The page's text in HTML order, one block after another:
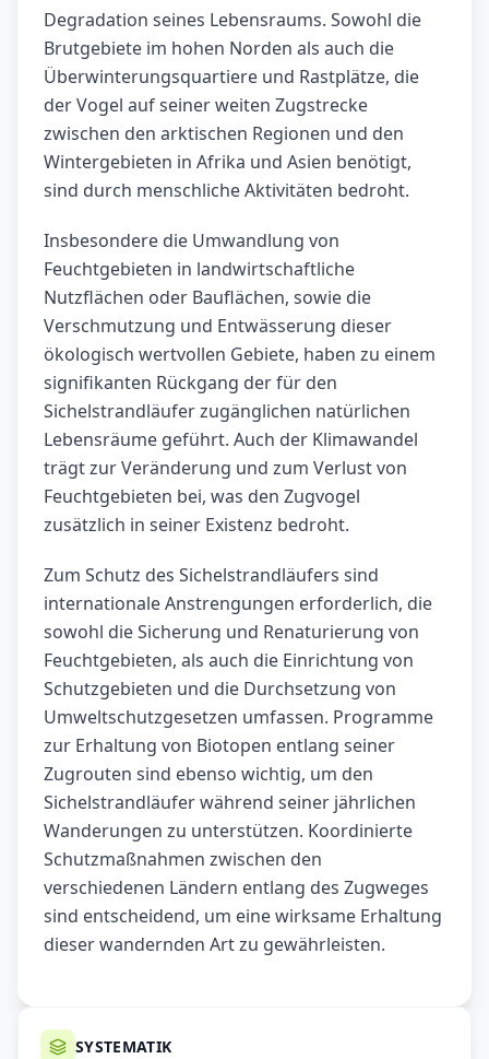
Degradation seines Lebensraums. Sowohl die
Brutgebiete im hohen Norden als auch die
Überwinterungsquartiere und Rastplätze, die
der Vogel auf seiner weiten Zugstrecke
zwischen den arktischen Regionen und den
Wintergebieten in Afrika und Asien benötigt,
sind durch menschliche Aktivitäten bedroht.
Insbesondere die Umwandlung von
Feuchtgebieten in landwirtschaftliche
Nutzflächen oder Bauflächen, sowie die
Verschmutzung und Entwässerung dieser
ökologisch wertvollen Gebiete, haben zu einem
signifikanten Rückgang der für den
Sichelstrandläufer zugänglichen natürlichen
Lebensräume geführt. Auch der Klimawandel
trägt zur Veränderung und zum Verlust von
Feuchtgebieten bei, was den Zugvogel
zusätzlich in seiner Existenz bedroht.
Zum Schutz des Sichelstrandläufers sind
internationale Anstrengungen erforderlich, die
sowohl die Sicherung und Renaturierung von
Feuchtgebieten, als auch die Einrichtung von
Schutzgebieten und die Durchsetzung von
Umweltschutzgesetzen umfassen. Programme
zur Erhaltung von Biotopen entlang seiner
Zugrouten sind ebenso wichtig, um den
Sichelstrandläufer während seiner jährlichen
Wanderungen zu unterstützen. Koordinierte
Schutzmaßnahmen zwischen den
verschiedenen Ländern entlang des Zugweges
sind entscheidend, um eine wirksame Erhaltung
dieser wandernden Art zu gewährleisten.
SYSTEMATIK